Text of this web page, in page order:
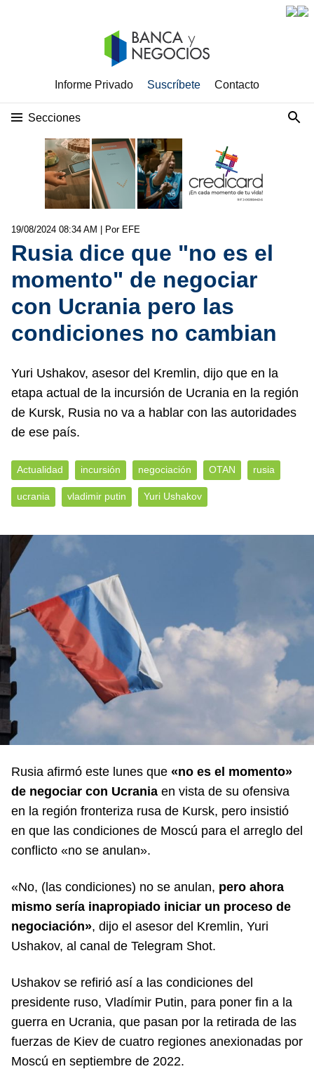
Informe Privado Suscríbete Contacto
Secciones
19/08/2024 08:34 AM | Por EFE
Rusia dice que "no es el
momento" de negociar
con Ucrania pero las
condiciones no cambian
Yuri Ushakov, asesor del Kremlin, dijo que en la
etapa actual de la incursión de Ucrania en la región
de Kursk, Rusia no va a hablar con las autoridades
de ese país.
Actualidad incursión negociación OTAN rusia
ucrania vladimir putin Yuri Ushakov
Rusia afirmó este lunes que «no es el momento»
de negociar con Ucrania en vista de su ofensiva
en la región fronteriza rusa de Kursk, pero insistió
en que las condiciones de Moscú para el arreglo del
conflicto «no se anulan».
«No, (las condiciones) no se anulan, pero ahora
mismo sería inapropiado iniciar un proceso de
negociación», dijo el asesor del Kremlin, Yuri
Ushakov, al canal de Telegram Shot.
Ushakov se refirió así a las condiciones del
presidente ruso, Vladímir Putin, para poner fin a la
guerra en Ucrania, que pasan por la retirada de las
fuerzas de Kiev de cuatro regiones anexionadas por
Moscú en septiembre de 2022.